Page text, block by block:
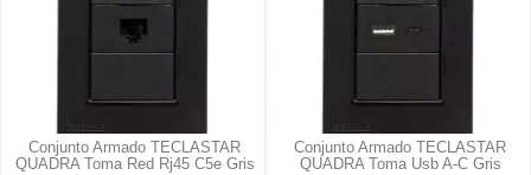
Conjunto Armado TECLASTAR
QUADRA Toma Red Rj45 C5e Gris
Conjunto Armado TECLASTAR
QUADRA Toma Usb A-C Gris